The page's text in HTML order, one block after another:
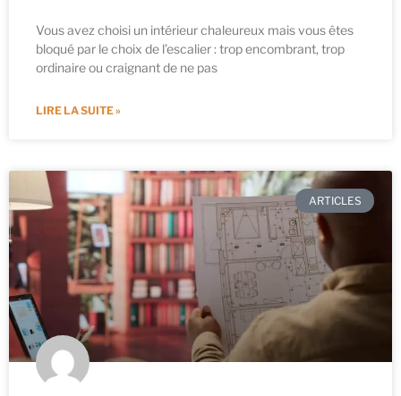
Vous avez choisi un intérieur chaleureux mais vous êtes
bloqué par le choix de l’escalier : trop encombrant, trop
ordinaire ou craignant de ne pas
LIRE LA SUITE »
ARTICLES